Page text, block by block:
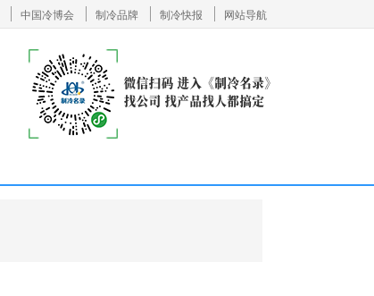
中国冷博会 制冷品牌 制冷快报 网站导航